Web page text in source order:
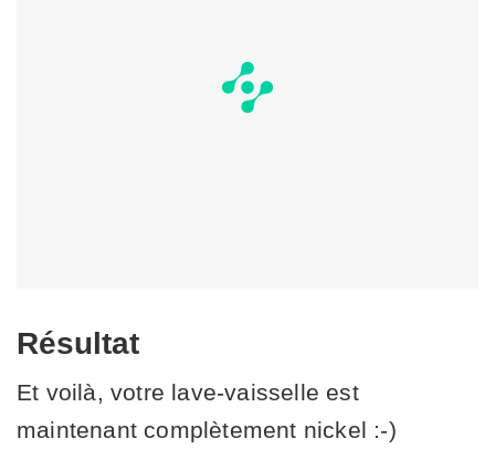
Résultat
Et voilà, votre lave-vaisselle est
maintenant complètement nickel :-)